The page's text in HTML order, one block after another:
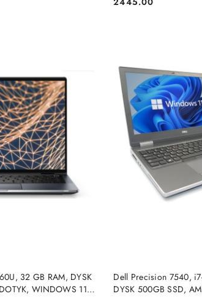
Cena:
32 GB RAM, DYSK
WINDOWS 11
Dell Precision 7540,
DYSK 500GB SSD,